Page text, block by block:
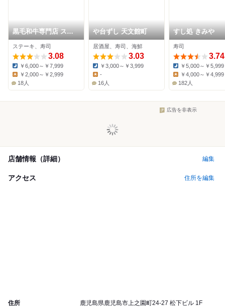
黒毛和牛専門店 ステ
ーキ＆肉寿司 きりし
ま牧場 天文館店
ステーキ、寿司
3.08
Dinner:
￥6,000～￥7,999
Lunch:
￥2,000～￥2,999
18人
や台ずし 天文館町
居酒屋、寿司、海鮮
3.03
Dinner:
￥3,000～￥3,999
Lunch:
-
16人
すし処 きみや
寿司
3.74
Dinner:
￥5,000～￥5,999
￥4,000～￥4,999
182人
広告を非表示
店舗情報（詳細） 編集
アクセス 住所を編集
住所 鹿児島県鹿児島市上之園町24-27 松下ビル 1F